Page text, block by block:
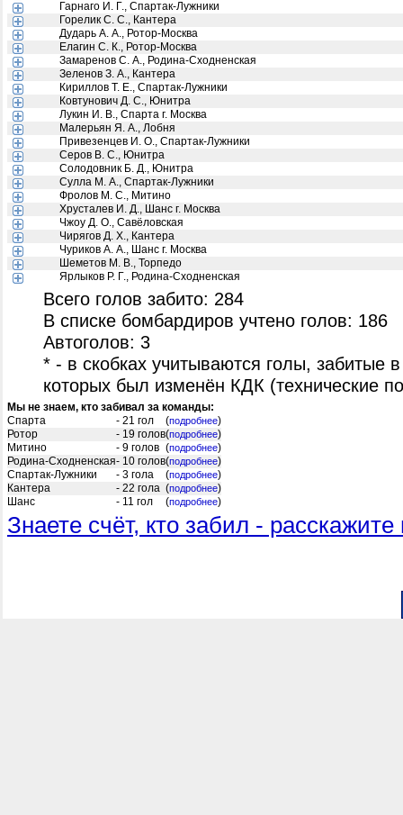
Гарнаго И. Г., Спартак-Лужники
Горелик С. С., Кантера
Дударь А. А., Ротор-Москва
Елагин С. К., Ротор-Москва
Замаренов С. А., Родина-Сходненская
Зеленов З. А., Кантера
Кириллов Т. Е., Спартак-Лужники
Ковтунович Д. С., Юнитра
Лукин И. В., Спарта г. Москва
Малерьян Я. А., Лобня
Привезенцев И. О., Спартак-Лужники
Серов В. С., Юнитра
Солодовник Б. Д., Юнитра
Сулла М. А., Спартак-Лужники
Фролов М. С., Митино
Хрусталев И. Д., Шанс г. Москва
Чжоу Д. О., Савёловская
Чирягов Д. Х., Кантера
Чуриков А. А., Шанс г. Москва
Шеметов М. В., Торпедо
Ярлыков Р. Г., Родина-Сходненская
Всего голов забито: 284
В списке бомбардиров учтено голов: 186
Автоголов: 3
* - в скобках учитываются голы, забитые в
которых был изменён КДК (технические
Мы не знаем, кто забивал за команды:
Спарта
- 21 гол (подробнее)
Ротор
- 19 голов(подробнее)
Митино
- 9 голов (подробнее)
Родина-Сходненская- 10 голов(подробнее)
Спартак-Лужники
- 3 гола (подробнее)
Кантера
- 22 гола (подробнее)
Шанс
- 11 гол (подробнее)
Знаете счёт, кто забил -